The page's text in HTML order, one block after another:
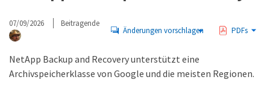
07/09/2026 Beitragende
Änderungen vorschlagen PDFs
NetApp Backup and Recovery unterstützt eine
Archivspeicherklasse von Google und die meisten Regionen.